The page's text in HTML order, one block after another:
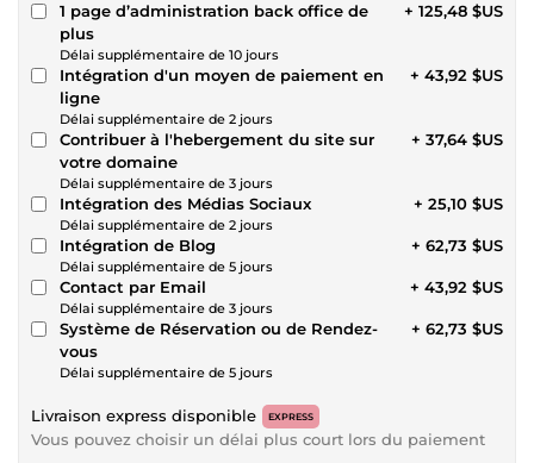
1 page d’administration back office de
plus
Délai supplémentaire de 10 jours
+ 125,48 $US
Intégration d'un moyen de paiement en
ligne
Délai supplémentaire de 2 jours
+ 43,92 $US
Contribuer à l'hebergement du site sur
votre domaine
Délai supplémentaire de 3 jours
+ 37,64 $US
Intégration des Médias Sociaux
Délai supplémentaire de 2 jours
+ 25,10 $US
Intégration de Blog
Délai supplémentaire de 5 jours
+ 62,73 $US
Contact par Email
Délai supplémentaire de 3 jours
+ 43,92 $US
Système de Réservation ou de Rendez-
vous
Délai supplémentaire de 5 jours
+ 62,73 $US
Livraison express disponible EXPRESS
Vous pouvez choisir un délai plus court lors du paiement